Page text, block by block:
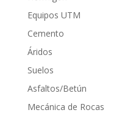
Equipos UTM
Cemento
Áridos
Suelos
Asfaltos/Betún
Mecánica de Rocas